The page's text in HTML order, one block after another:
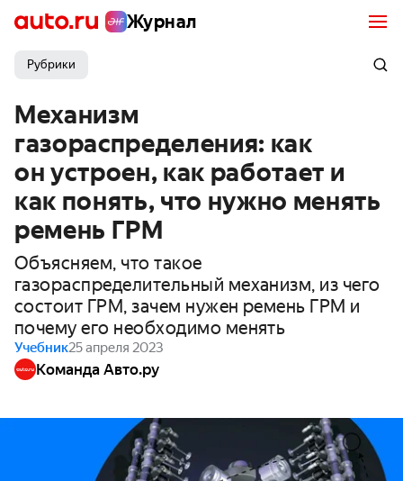
Журнал
Рубрики
Механизм
газораспределения: как
он устроен, как работает и
как понять, что нужно менять
ремень ГРМ
Объясняем, что такое
газораспределительный механизм, из чего
состоит ГРМ, зачем нужен ремень ГРМ и
почему его необходимо менять
Учебник25 апреля 2023
Команда Авто.ру